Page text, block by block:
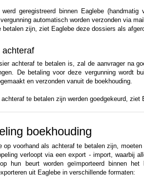
geregistreerd binnen Eaglebe
automatisch worden verzonden via
betalen zijn, ziet Eaglebe deze dossiers als
achteraf te betalen is, zal de aanvrager na
De betaling voor deze vergunning wordt
en verzonden vanuit de boekhouding.
te betalen zijn werden goedgekeurd, ziet
boekhouding
op voorhand als achteraf te betalen zijn,
verloopt via een export - import, waarbij
hun beurt wordengeïmporteerd binnen het
uit Eaglebe in verschillende formaten: